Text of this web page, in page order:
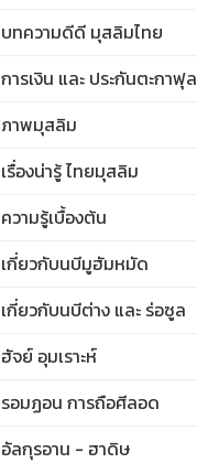
บทความดีดี มุสลิมไทย
การเงิน และ ประกันตะกาฟุล
ภาพมุสลิม
เรื่องน่ารู้ ไทยมุสลิม
ความรู้เบื้องต้น
เกี่ยวกับนบีมูฮัมหมัด
เกี่ยวกับนบีต่าง และ ร่อซูล
ฮัจย์ อุมเราะห์
รอมฏอน การถือศีลอด
อัลกุรอาน - ฮาดิษ